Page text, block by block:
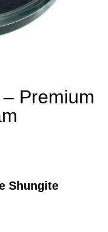
Premium
Shungite